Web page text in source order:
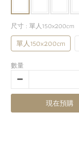
尺寸 : 單人150x200cm
單人150x200cm
數量
現在預購